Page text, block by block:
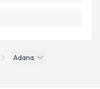
Adana